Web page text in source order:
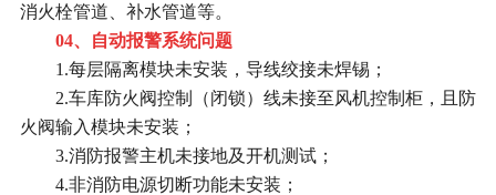
消火栓管道、补水管道等。
04、自动报警系统问题
1.每层隔离模块未安装，导线绞接未焊锡；
2.车库防火阀控制（闭锁）线未接至风机控制柜，且防
火阀输入模块未安装；
3.消防报警主机未接地及开机测试；
4.非消防电源切断功能未安装；